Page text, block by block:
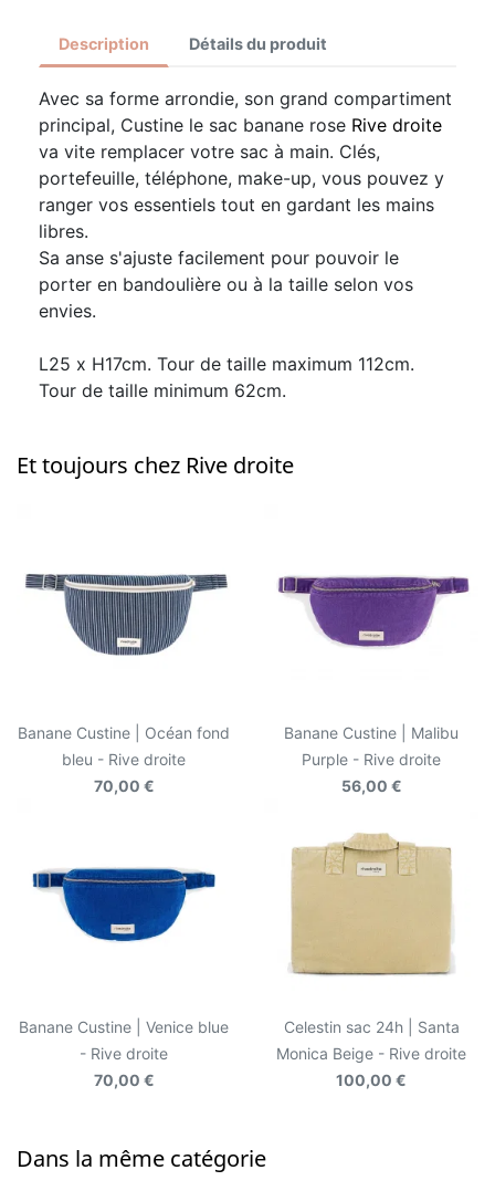
Description Détails du produit
Avec sa forme arrondie, son grand compartiment
principal, Custine le sac banane rose Rive droite
va vite remplacer votre sac à main. Clés,
portefeuille, téléphone, make-up, vous pouvez y
ranger vos essentiels tout en gardant les mains
libres.
Sa anse s'ajuste facilement pour pouvoir le
porter en bandoulière ou à la taille selon vos
envies.
L25 x H17cm. Tour de taille maximum 112cm.
Tour de taille minimum 62cm.
Et toujours chez Rive droite
Banane Custine | Océan fond
bleu - Rive droite
70,00 €
Banane Custine | Malibu
Purple - Rive droite
56,00 €
Banane Custine | Venice blue
- Rive droite
70,00 €
Celestin sac 24h | Santa
Monica Beige - Rive droite
100,00 €
Dans la même catégorie